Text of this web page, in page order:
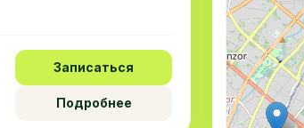
Записаться
Подробнее